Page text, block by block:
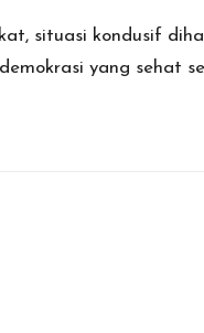
situasi kondusif
yang sehat